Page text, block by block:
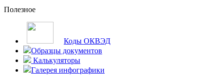
Полезное
Коды ОКВЭД
Образцы документов
Калькуляторы
Галерея инфографики